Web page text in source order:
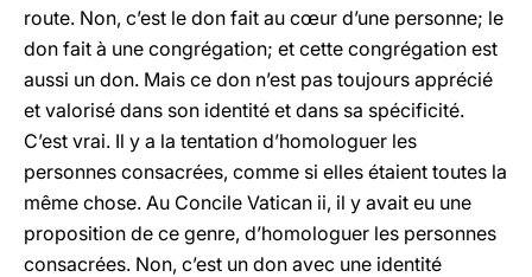
route. Non, c’est le don fait au cœur d’une personne; le
don fait à une congrégation; et cette congrégation est
aussi un don. Mais ce don n’est pas toujours apprécié
et valorisé dans son identité et dans sa spécificité.
C’est vrai. Il y a la tentation d’homologuer les
personnes consacrées, comme si elles étaient toutes la
même chose. Au Concile Vatican ii, il y avait eu une
proposition de ce genre, d’homologuer les personnes
consacrées. Non, c’est un don avec une identité